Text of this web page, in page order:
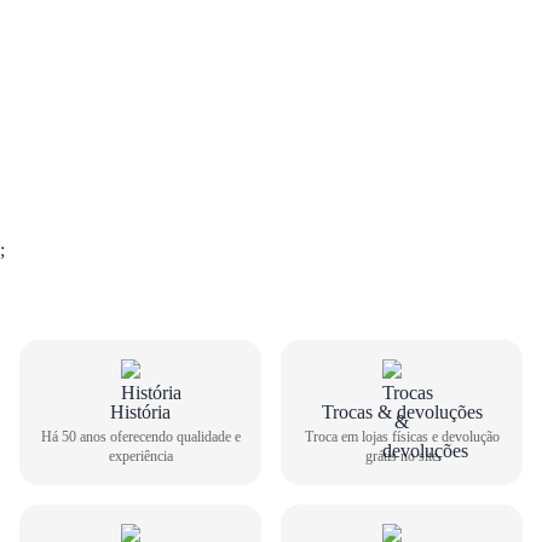
GUIA DE TAMANHOS
Sandália Salto Bloco Dakota Feminina Y9152
;
História
Há 50 anos oferecendo qualidade e
experiência
Trocas & devoluções
Troca em lojas físicas e devolução
grátis no site